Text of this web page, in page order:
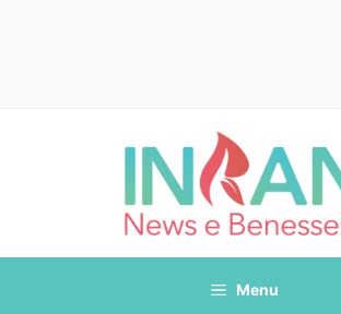
Menu